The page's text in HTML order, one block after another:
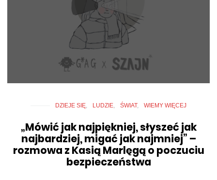
DZIEJE SIĘ LUDZIE ŚWIAT WIEMY WIĘCEJ
„Mówić jak najpiękniej, słyszeć jak
najbardziej, migać jak najmniej” –
rozmowa z Kasią Marlęgą o poczuciu
bezpieczeństwa